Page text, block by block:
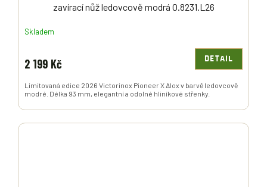
zavírací nůž ledovcově modrá 0.8231.L26
Skladem
2 199 Kč DETAIL
Limitovaná edice 2026 Victorinox Pioneer X Alox v barvě ledovcově
modré. Délka 93 mm, elegantní a odolné hliníkové střenky.